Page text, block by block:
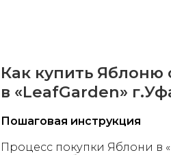
Как купить Яблоню
в «LeafGarden»
Пошаговая инструкция
Процесс покупки Яблони в